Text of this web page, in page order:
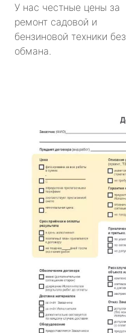
У нас честные цены за
ремонт садовой и
бензиновой техники без
обмана.